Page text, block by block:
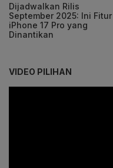
Dijadwalkan Rilis
September 2025: Ini Fitur
iPhone 17 Pro yang
Dinantikan
VIDEO PILIHAN